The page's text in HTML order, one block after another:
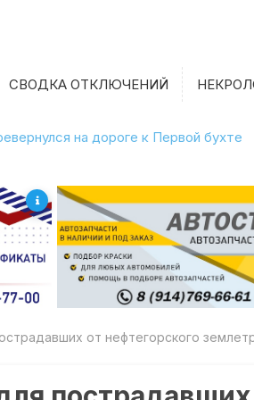
СВОДКА ОТКЛЮЧЕНИЙ
на дороге к Первой бухте
от нефтегорского